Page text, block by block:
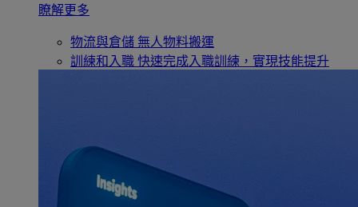
瞭解更多
物流與倉儲 無人物料搬運
訓練和入職 快速完成入職訓練，實現技能提升